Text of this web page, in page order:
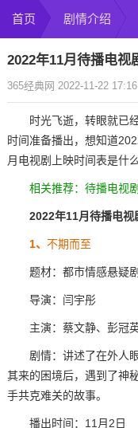
首页 剧情介绍
2022年11月待播电视
365经典网 2022-11-22 17:16
时光飞逝，转眼就已
时间准备播出，想知道
月电视剧上映时间表是什
相关推荐： 待播电视
2022年11月待播电视
1、 不期而至
题材：都市情感悬疑
导演：闫宇彤
主演：蔡文静、彭冠
剧情：讲述了在外人
其来的困境后，遇到了神
手共克难关的故事。
播出时间：11月2日